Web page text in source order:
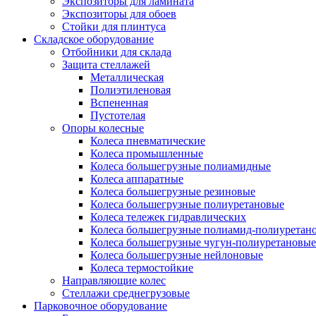
Экспозиторы для обоев
Стойки для плинтуса
Складское оборудование
Отбойники для склада
Защита стеллажей
Металлическая
Полиэтиленовая
Вспененная
Пустотелая
Опоры колесные
Колеса пневматические
Колеса промышленные
Колеса большегрузные полиамидные
Колеса аппаратные
Колеса большегрузные резиновые
Колеса большегрузные полиуретановые
Колеса тележек гидравлических
Колеса большегрузные полиамид-
Колеса большегрузные чугун-полиуретановые
Колеса большегрузные нейлоновые
Колеса термостойкие
Направляющие колес
Стеллажи среднегрузовые
Парковочное оборудование